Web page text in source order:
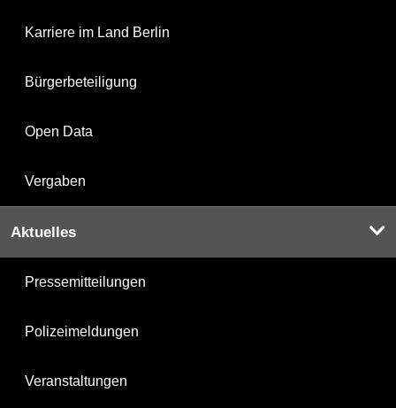
Karriere im Land Berlin
Bürgerbeteiligung
Open Data
Vergaben
Aktuelles
Pressemitteilungen
Polizeimeldungen
Veranstaltungen